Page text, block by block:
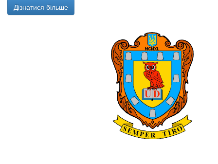
Дізнатися більше